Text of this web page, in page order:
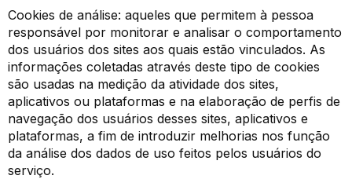
Cookies de análise: aqueles que permitem à pessoa
responsável por monitorar e analisar o comportamento
dos usuários dos sites aos quais estão vinculados. As
informações coletadas através deste tipo de cookies
são usadas na medição da atividade dos sites,
aplicativos ou plataformas e na elaboração de perfis de
navegação dos usuários desses sites, aplicativos e
plataformas, a fim de introduzir melhorias nos função
da análise dos dados de uso feitos pelos usuários do
serviço.